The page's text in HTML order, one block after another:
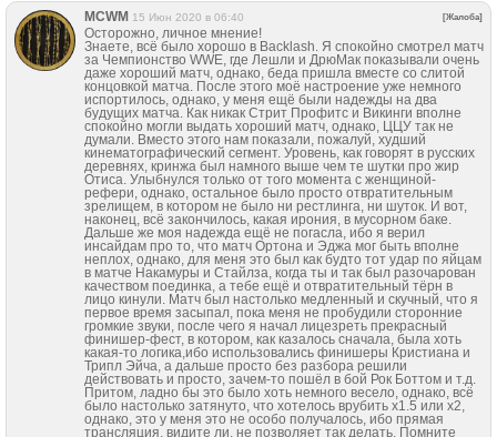
MCWM 15 Июн 2020 в 06:40 [Жалоба]
Осторожно, личное мнение!
Знаете, всё было хорошо в Backlash. Я спокойно смотрел матч
за Чемпионство WWE, где Лешли и ДрюМак показывали очень
даже хороший матч, однако, беда пришла вместе со слитой
концовкой матча. После этого моё настроение уже немного
испортилось, однако, у меня ещё были надежды на два
будущих матча. Как никак Стрит Профитс и Викинги вполне
спокойно могли выдать хороший матч, однако, ЦЦУ так не
думали. Вместо этого нам показали, пожалуй, худший
кинематографический сегмент. Уровень, как говорят в русских
деревнях, кринжа был намного выше чем те шутки про жир
Отиса. Улыбнулся только от того момента с женщиной-
рефери, однако, остальное было просто отвратительным
зрелищем, в котором не было ни рестлинга, ни шуток. И вот,
наконец, всё закончилось, какая ирония, в мусорном баке.
Дальше же моя надежда ещё не погасла, ибо я верил
инсайдам про то, что матч Ортона и Эджа мог быть вполне
неплох, однако, для меня это был как будто тот удар по яйцам
в матче Накамуры и Стайлза, когда ты и так был разочарован
качеством поединка, а тебе ещё и отвратительный тёрн в
лицо кинули. Матч был настолько медленный и скучный, что я
первое время засыпал, пока меня не пробудили сторонние
громкие звуки, после чего я начал лицезреть прекрасный
финишер-фест, в котором, как казалось сначала, была хоть
какая-то логика,ибо использовались финишеры Кристиана и
Трипл Эйча, а дальше просто без разбора решили
действовать и просто, зачем-то пошёл в бой Рок Боттом и т.д.
Притом, ладно бы это было хоть немного весело, однако, всё
было настолько затянуто, что хотелось врубить x1.5 или x2,
однако, это у меня это не особо получалось, ибо прямая
трансляция, видите ли, не позволяет так делать. Помните